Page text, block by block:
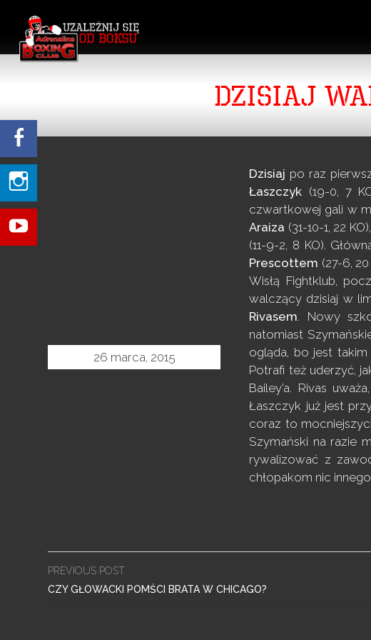
DZISIAJ
26 marca, 2015
Dzisiaj po raz
Łaszczyk (19-0, 7
czwartkowej gali w
Araiza (31-10-1, 22
(11-9-2, 8 KO).
Prescottem (27-6,
Wisłą Fightklub,
walczący dzisiaj w
Rivasem. Nowy
natomiast
ogląda, bo jest
Potrafi też uderzyć,
Bailey’a. Rivas
Łaszczyk już jest
coraz to
Szymański na razie
rywalizować z
chłopakom nic
navigation
PREVIOUS POST
CZY GŁOWACKI POMŚCI BRATA W CHICAGO?